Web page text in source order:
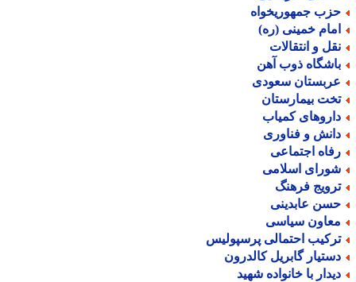
جمهوریخواه
خمینی (ره)
و انتقالات
ذوب آهن
سعودی
بیمارستان
کمیاب
و فناوری
اجتماعی
اسلامی
فرهنگ
عابدینی
سیاسی
احتمالی پرسپولیس
گابریل کالدرون
با خانواده شهید